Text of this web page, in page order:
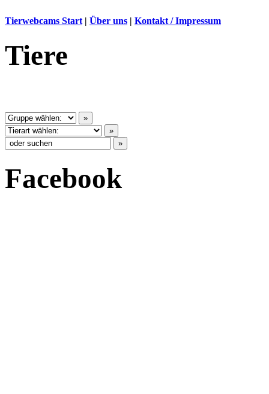
Tierwebcams Start | Über uns | Kontakt / Impressum
Tiere
Facebook